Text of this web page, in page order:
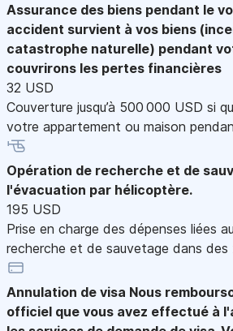
Assurance des biens pendant le
accident survient à vos biens
catastrophe naturelle) pendant
couvrirons les pertes financières
32 USD
Couverture jusqu’à 500 000 USD si
votre appartement ou maison
Opération de recherche et de
l'évacuation par hélicoptère.
195 USD
Prise en charge des dépenses liées
recherche et de sauvetage dans des
Annulation de visa Nous
officiel que vous avez effectué à